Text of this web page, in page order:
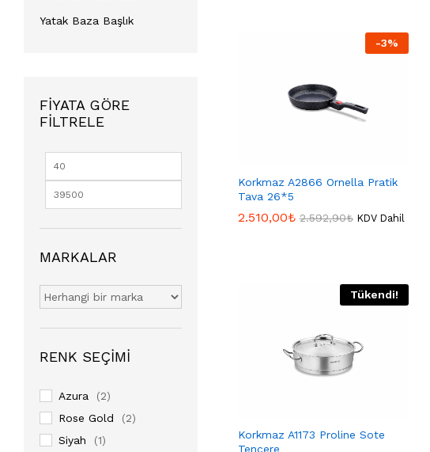
-3%
Korkmaz A2866 Ornella Pratik
Tava 26*5
2.510,00₺ 2.592,90₺ KDV Dahil
2.510,00₺ 2.592,90₺
Tükendi!
Korkmaz A1173 Proline Sote
Tencere
Yatak Baza Başlık
FIYATA GÖRE
FILTRELE
MARKALAR
RENK SEÇIMI
Azura (2)
Rose Gold (2)
Siyah (1)